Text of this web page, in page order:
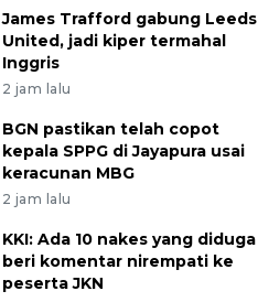
James Trafford gabung Leeds
United, jadi kiper termahal
Inggris
2 jam lalu
BGN pastikan telah copot
kepala SPPG di Jayapura usai
keracunan MBG
2 jam lalu
KKI: Ada 10 nakes yang diduga
beri komentar nirempati ke
peserta JKN